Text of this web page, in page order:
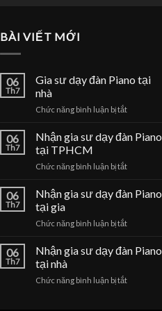
BÀI VIẾT MỚI
06
Th7
Gia sư dạy đàn Piano tại
nhà
Chức năng bình luận bị tắtở
dạy
Piano
nhà
06
Th7
Nhận gia sư dạy đàn Piano
tại TPHCM
Chức năng bình luận bị tắtở
gia
sư
đàn
tại
06
Th7
Nhận gia sư dạy đàn Piano
tại gia
Chức năng bình luận bị tắtở
gia
sư
đàn
06
Th7
Nhận gia sư dạy đàn Piano
tại nhà
Chức năng bình luận bị tắtở